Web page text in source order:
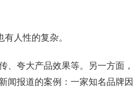
人性的复杂。
、夸大产品效果等。另一方面，
闻报道的案例：一家知名品牌因